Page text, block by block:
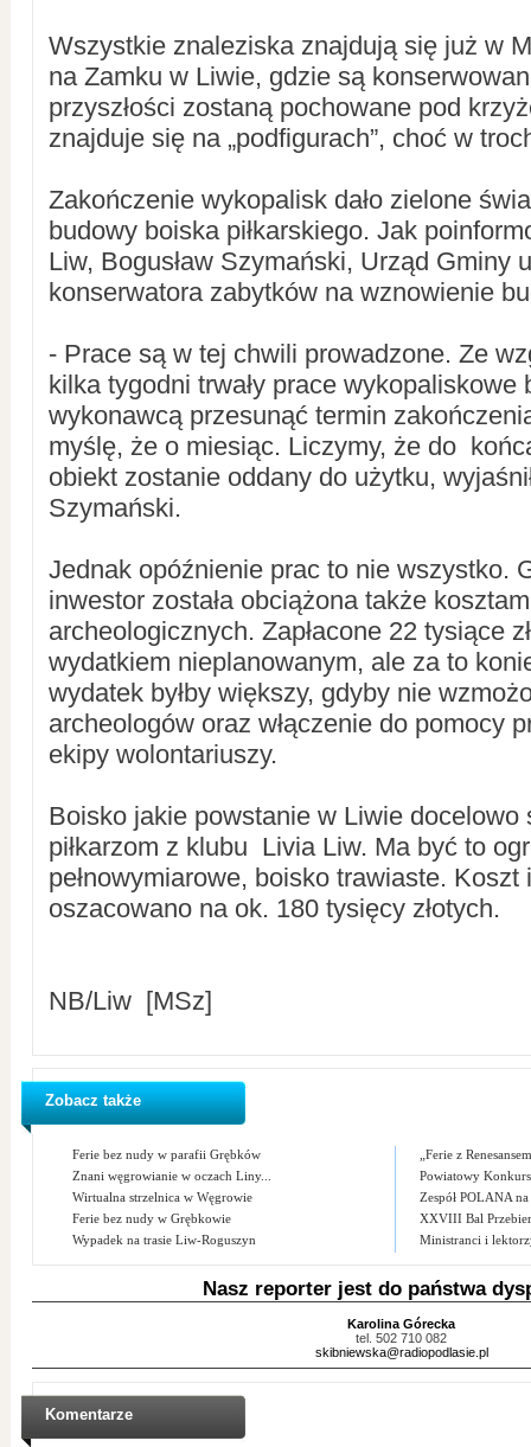
Wszystkie znaleziska znajdują się już w
na Zamku w Liwie, gdzie są
przyszłości zostaną pochowane pod
znajduje się na „podfigurach”, choć w
Zakończenie wykopalisk dało zielone
budowy boiska piłkarskiego. Jak
Liw, Bogusław Szymański, Urząd Gminy
konserwatora zabytków na wznowienie
- Prace są w tej chwili prowadzone. Ze
kilka tygodni trwały prace wykopaliskowe
wykonawcą przesunąć termin
myślę, że o miesiąc. Liczymy, że do
obiekt zostanie oddany do użytku,
Szymański.
Jednak opóźnienie prac to nie wszystko.
inwestor została obciążona także
archeologicznych. Zapłacone 22 tysiące
wydatkiem nieplanowanym, ale za to
wydatek byłby większy, gdyby nie
archeologów oraz włączenie do pomocy
ekipy wolontariuszy.
Boisko jakie powstanie w Liwie docelowo
piłkarzom z klubu Livia Liw. Ma być to
pełnowymiarowe, boisko trawiaste. Koszt
oszacowano na ok. 180 tysięcy złotych.
NB/Liw [MSz]
Zobacz także
Ferie bez nudy w parafii Grębków
„Ferie z
Znani węgrowianie w oczach Liny...
Powiatowy
Wirtualna strzelnica w Węgrowie
Zespół POLANA
Ferie bez nudy w Grębkowie
XXVIII Bal
Wypadek na trasie Liw-Roguszyn
Ministranci i
Nasz reporter jest do państwa
Karolina Górecka
tel. 502 710 082
skibniewska@radiopodlasie.pl
Komentarze